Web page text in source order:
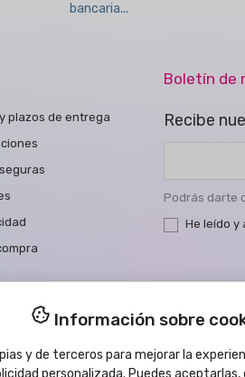
bancaria...
plazos de entrega
Boletín de
Recibe
Podrás darte
He leído y
Información sobre
y de terceros para mejorar la